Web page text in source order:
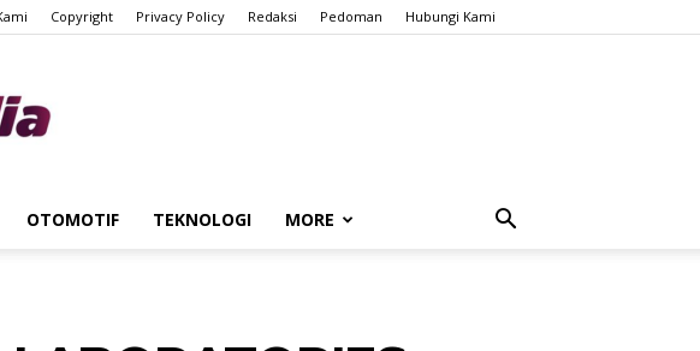
Copyright Privacy Policy Redaksi Pedoman Hubungi Kami
OTOMOTIF TEKNOLOGI MORE